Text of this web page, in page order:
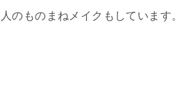
人のものまねメイクもしています。